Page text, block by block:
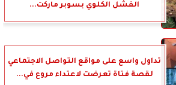
الفشل الكلوي بسوبر ماركت...
تداول واسع على مواقع التواصل الاجتماعي
لقصة فتاة تعرضت لاعتداء مروع في...